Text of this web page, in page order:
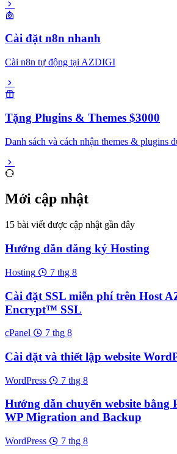
Cài đặt n8n nhanh
Cài n8n tự động tại AZDIGI
Tặng Plugins & Themes $3000
Danh sách và cách nhận themes & plugins
Mới cập nhật
15 bài viết được cập nhật gần đây
Hướng dẫn đăng ký Hosting
Hosting 7 thg 8
Cài đặt SSL miễn phí trên Host
Encrypt™ SSL
cPanel 7 thg 8
Cài đặt và thiết lập website
WordPress 7 thg 8
Hướng dẫn chuyển website bằng
WP Migration and Backup
WordPress 7 thg 8